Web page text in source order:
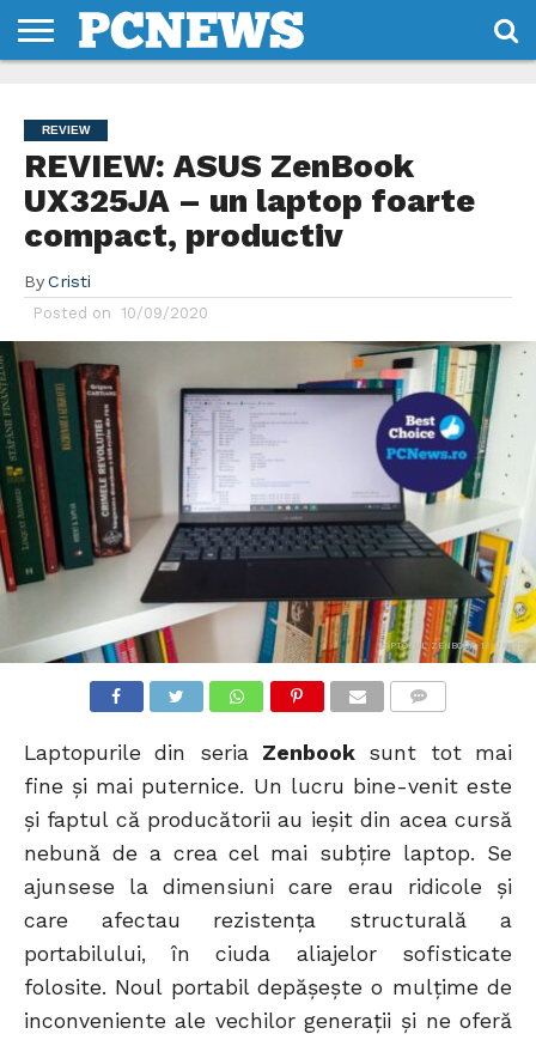
NOI
SI
CONDITII
REVIEW
REVIEW: ASUS ZenBook
UX325JA – un laptop foarte
compact, productiv
By Cristi
Posted on 10/09/2020
LAPTOPUL ZENBOOK 13 UX325
Laptopurile din seria Zenbooksunt tot mai
fine și mai puternice. Un lucru bine-venit este
și faptul că producătorii au ieșit din acea cursă
nebună de a crea cel mai subțire laptop. Se
ajunsese la dimensiuni care erau ridicole și
care afectau rezistența structurală a
portabilului, în ciuda aliajelor sofisticate
folosite. Noul portabil depășește o mulțime de
inconveniente ale vechilor generații și ne oferă